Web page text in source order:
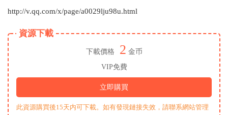
http://v.qq.com/x/page/a0029lju98u.html
資源下載
下載價格 2 金币
VIP免費
立即購買
此資源購買後15天内可下載。如有發現鏈接失效，請聯系網站管理